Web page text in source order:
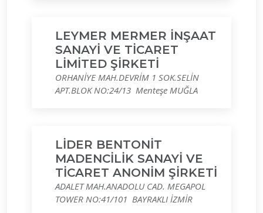
LEYMER MERMER İNŞAAT
SANAYİ VE TİCARET
LİMİTED ŞİRKETİ
ORHANİYE MAH.DEVRİM 1 SOK.SELİN
APT.BLOK NO:24/13 Menteşe MUĞLA
LİDER BENTONİT
MADENCİLİK SANAYİ VE
TİCARET ANONİM ŞİRKETİ
ADALET MAH.ANADOLU CAD. MEGAPOL
TOWER NO:41/101 BAYRAKLI İZMİR